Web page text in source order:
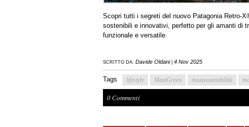
Scopri tutti i segreti del nuovo Patagonia Retro-
sostenibili e innovativi, perfetto per gli amanti di
funzionale e versatile.
SCRITTO DA: Davide Oldani 4 Nov 2025
Tags lifestyle MaxiGreen maxisostenibilità
0 Commenti